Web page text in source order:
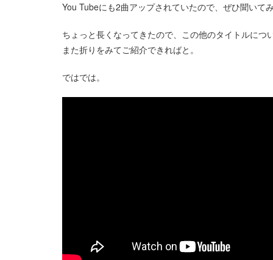
You Tubeにも2曲アップされていたので、ぜひ聞いてみ
ちょっと長くなってきたので、この他のタイトルにつ
また折りをみてご紹介できればと。
ではでは。